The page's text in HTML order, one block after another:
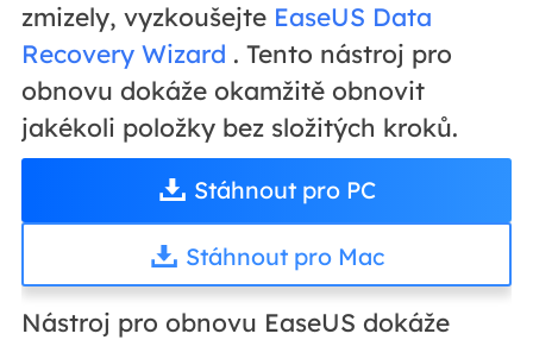
zmizely, vyzkoušejte EaseUS Data
Recovery Wizard . Tento nástroj pro
obnovu dokáže okamžitě obnovit
jakékoli položky bez složitých kroků.
Stáhnout pro PC
Stáhnout pro Mac
Nástroj pro obnovu EaseUS dokáže